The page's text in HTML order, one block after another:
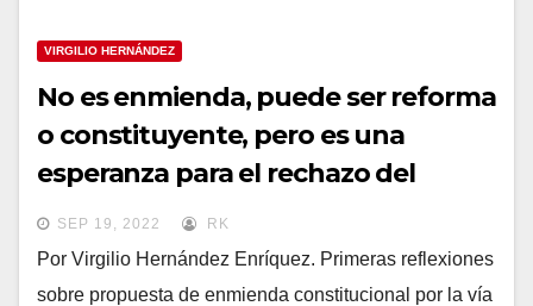
VIRGILIO HERNÁNDEZ
No es enmienda, puede ser reforma
o constituyente, pero es una
esperanza para el rechazo del
pueblo a un gobierno incapaz e
insensible
SEP 19, 2022 RK
Por Virgilio Hernández Enríquez. Primeras reflexiones
sobre propuesta de enmienda constitucional por la vía